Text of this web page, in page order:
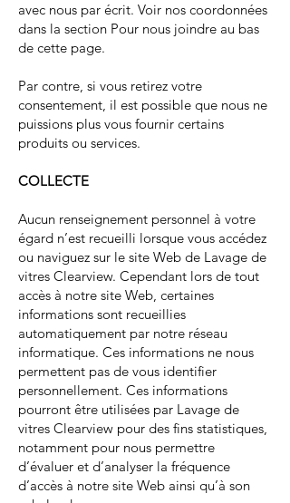
avec nous par écrit. Voir nos coordonnées
dans la section Pour nous joindre au bas
de cette page.
Par contre, si vous retirez votre
consentement, il est possible que nous ne
puissions plus vous fournir certains
produits ou services.
COLLECTE
Aucun renseignement personnel à votre
égard n’est recueilli lorsque vous accédez
ou naviguez sur le site Web de Lavage de
vitres Clearview. Cependant lors de tout
accès à notre site Web, certaines
informations sont recueillies
automatiquement par notre réseau
informatique. Ces informations ne nous
permettent pas de vous identifier
personnellement. Ces informations
pourront être utilisées par Lavage de
vitres Clearview pour des fins statistiques,
notamment pour nous permettre
d’évaluer et d’analyser la fréquence
d’accès à notre site Web ainsi qu’à son